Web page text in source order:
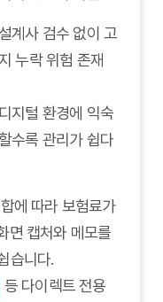
설계사 검수 없이 고
지 누락 위험 존재
디지털 환경에 익숙
수록 관리가 쉽다
에 따라 보험료가
면 캡처와 메모를
습니다.
다이렉트 전용